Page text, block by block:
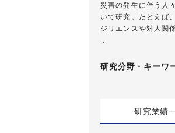
災害の発生に伴う人
いて研究。たとえば
ジリエンスや対人関
研究分野・ キーワ
研究業績